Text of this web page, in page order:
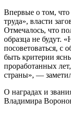
Впервые о том, что
труда», власти
Отмечалось, что
образца не будут.
посоветоваться,
быть критерии
проработанных лет,
страны», —
О наградах и
Владимира